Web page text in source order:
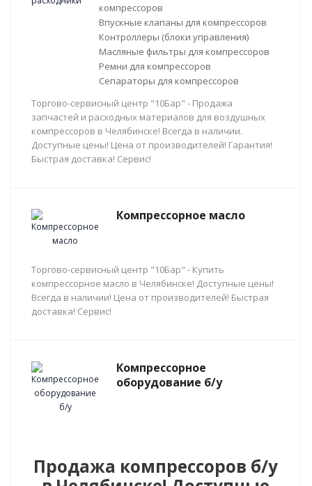
компрессоров
Впускные клапаны для компрессоров
Контроллеры (блоки управления)
Масляные фильтры для компрессоров
Ремни для компрессоров
Сепараторы для компрессоров
Торгово-сервисный центр "10Бар" - Продажа
запчастей и расходных материалов для воздушных
компрессоров в Челябинске! Всегда в наличии.
Доступные цены! Цена от производителей! Гарантия!
Быстрая доставка! Сервис!
Компрессорное масло
Торгово-сервисный центр "10Бар" - Купить
компрессорное масло в Челябинске! Доступные цены!
Всегда в наличии! Цена от производителей! Быстрая
доставка! Сервис!
Компрессорное
оборудование б/у
Продажа компрессоров б/у